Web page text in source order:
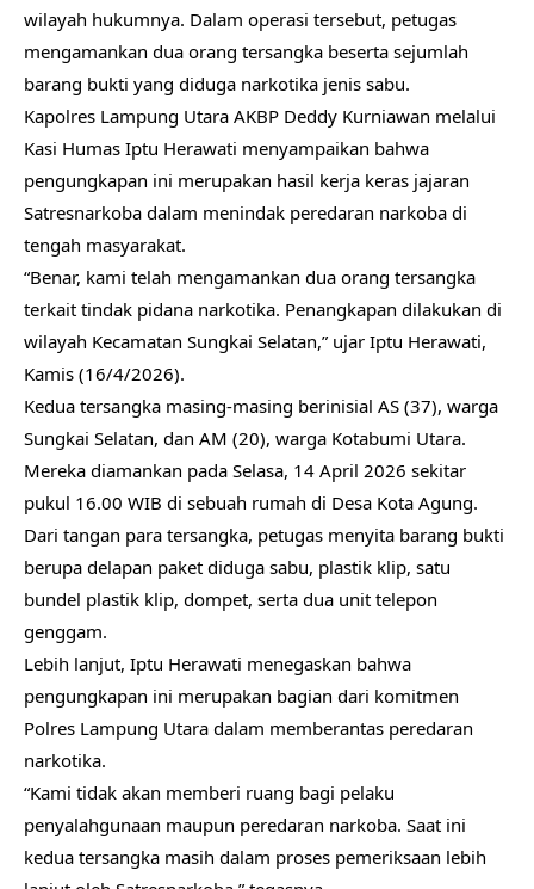
wilayah hukumnya. Dalam operasi tersebut, petugas
mengamankan dua orang tersangka beserta sejumlah
barang bukti yang diduga narkotika jenis sabu.
Kapolres Lampung Utara AKBP Deddy Kurniawan melalui
Kasi Humas Iptu Herawati menyampaikan bahwa
pengungkapan ini merupakan hasil kerja keras jajaran
Satresnarkoba dalam menindak peredaran narkoba di
tengah masyarakat.
“Benar, kami telah mengamankan dua orang tersangka
terkait tindak pidana narkotika. Penangkapan dilakukan di
wilayah Kecamatan Sungkai Selatan,” ujar Iptu Herawati,
Kamis (16/4/2026).
Kedua tersangka masing-masing berinisial AS (37), warga
Sungkai Selatan, dan AM (20), warga Kotabumi Utara.
Mereka diamankan pada Selasa, 14 April 2026 sekitar
pukul 16.00 WIB di sebuah rumah di Desa Kota Agung.
Dari tangan para tersangka, petugas menyita barang bukti
berupa delapan paket diduga sabu, plastik klip, satu
bundel plastik klip, dompet, serta dua unit telepon
genggam.
Lebih lanjut, Iptu Herawati menegaskan bahwa
pengungkapan ini merupakan bagian dari komitmen
Polres Lampung Utara dalam memberantas peredaran
narkotika.
“Kami tidak akan memberi ruang bagi pelaku
penyalahgunaan maupun peredaran narkoba. Saat ini
kedua tersangka masih dalam proses pemeriksaan lebih